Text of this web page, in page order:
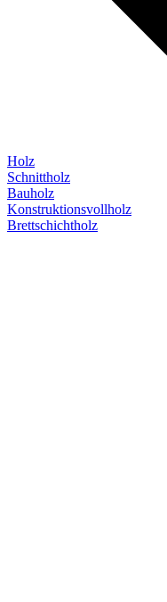
Holz
Schnittholz
Bauholz
Konstruktionsvollholz
Brettschichtholz